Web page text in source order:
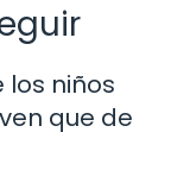
los niños
que de